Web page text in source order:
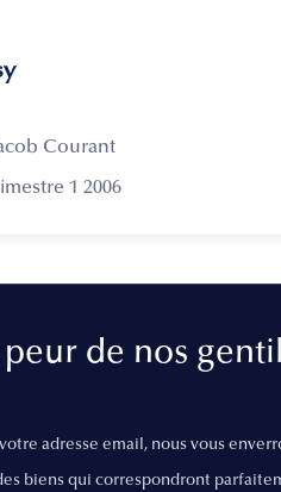
Courant
1 2006
peur de nos
adresse email, nous vous
biens qui correspondront